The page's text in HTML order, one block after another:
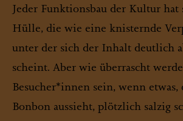
Jeder Funktionsbau der Kultur hat
Hülle, die wie eine knisternde
unter der sich der Inhalt deutlich
scheint. Aber wie überrascht
Besucher*innen sein, wenn etwas,
Bonbon aussieht, plötzlich salzig